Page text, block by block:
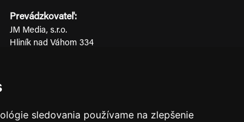
sledovania používame na zlepšenie
Prevádzkovateľ:
JM Media, s.r.o.
Hliník nad Váhom 334